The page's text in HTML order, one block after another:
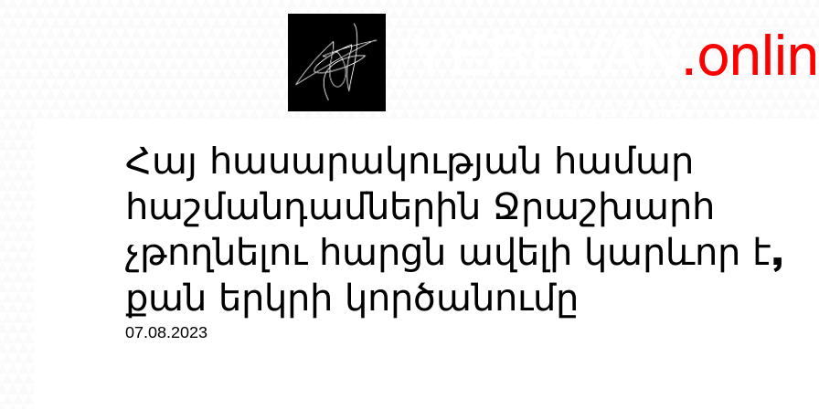
Հայ հասարակության համար
հաշմանդամներին Ջրաշխարհ
չթողնելու հարցն ավելի կարևոր է,
քան երկրի կործանումը
07.08.2023